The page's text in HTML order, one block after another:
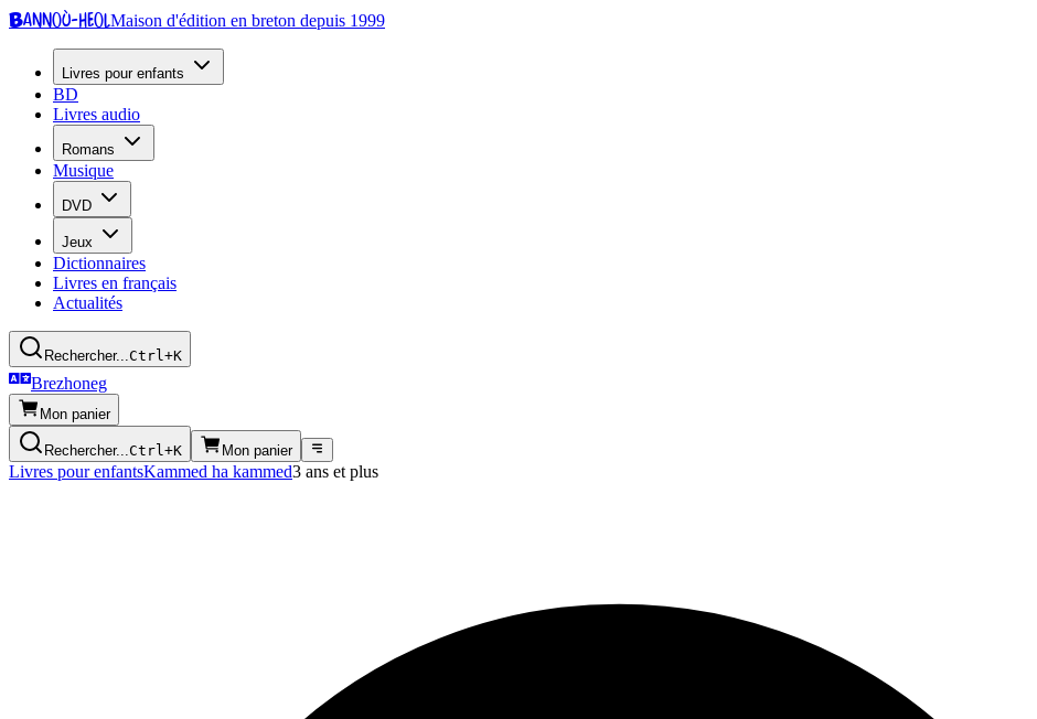
Bannoù-heolMaison d'édition en breton depuis 1999
Livres pour enfants
BD
Livres audio
Romans
Musique
DVD
Jeux
Dictionnaires
Livres en français
Actualités
Rechercher...Ctrl+K
Brezhoneg
Mon panier
Rechercher...Ctrl+K Mon panier
Livres pour enfantsKammed ha kammed3 ans et plus